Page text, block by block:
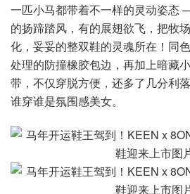
一匹小马都带着不一样的灵动姿
的扬蹄踏风，有的展翅欲飞，把牧
化，妥妥的整双鞋的灵魂所在！同
处理的防撞橡胶包边，再加上暗藏
带，不仅穿脱方便，还多了几分利
谁穿谁是氛围感美女。